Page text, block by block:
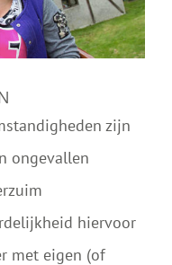
zijn
ongevallen
hiervoor
met eigen (of